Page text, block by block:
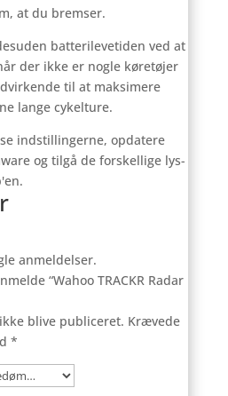
at du bremser.
batterilevetiden ved at
der ikke er nogle køretøjer
til at maksimere
lange cykelture.
indstillingerne, opdatere
og tilgå de forskellige lys-
anmeldelser.
“Wahoo TRACKR Radar
blive publiceret. Krævede
*